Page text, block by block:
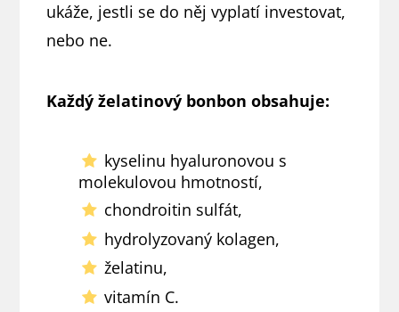
ukáže, jestli se do něj vyplatí investovat,
nebo ne.
Každý želatinový bonbon obsahuje:
kyselinu hyaluronovou s
molekulovou hmotností,
chondroitin sulfát,
hydrolyzovaný kolagen,
želatinu,
vitamín C.